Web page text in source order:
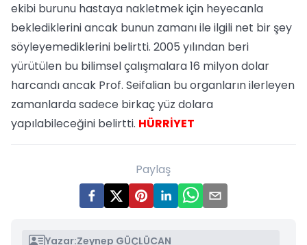
ekibi burunu hastaya nakletmek için heyecanla
beklediklerini ancak bunun zamanı ile ilgili net bir şey
söyleyemediklerini belirtti. 2005 yılından beri
yürütülen bu bilimsel çalışmalara 16 milyon dolar
harcandı ancak Prof. Seifalian bu organların ilerleyen
zamanlarda sadece birkaç yüz dolara
yapılabileceğini belirtti. HÜRRİYET
Paylaş
Yazar:Zeynep GÜÇLÜCAN